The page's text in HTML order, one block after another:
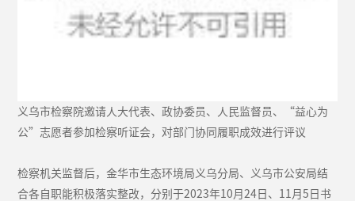
义乌市检察院邀请人大代表、政协委员、人民监督员、“益心为
公”志愿者参加检察听证会，对部门协同履职成效进行评议
检察机关监督后，金华市生态环境局义乌分局、义乌市公安局结
合各自职能积极落实整改，分别于2023年10月24日、11月5日书